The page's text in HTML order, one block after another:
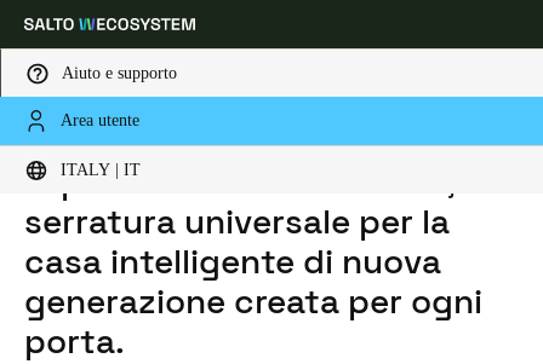
Aiuto e supporto
Area utente
ITALY | IT
Scegli la tua posizione e le impostazioni della lingua
Global Europe North America Caribbean -
Italy|Italiano
HOME
NOTIZIE
TI PRESENTIAMO SALTO DLOK, LA SERRATURA UNIVERSALE PER LA CASA INTELLIGENTE DI NUOVA GENERAZIONE CREATA PER OGNI PORTA.
Ti presentiamo Salto DLok, la
serratura universale per la
casa intelligente di nuova
generazione creata per ogni
porta.